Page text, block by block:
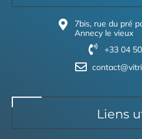
7bis, rue du pré
Annecy le vieux
+33 04
Liens